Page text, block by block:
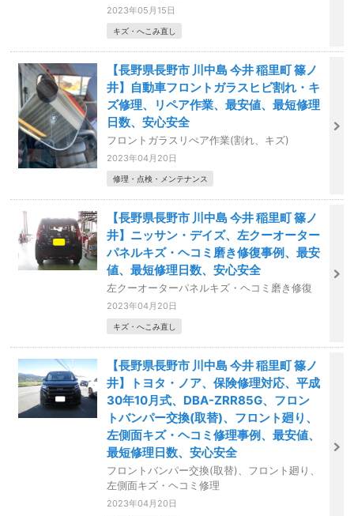
2023年05月15日
キズ・へこみ直し
【長野県長野市 川中島 今井 稲里町 篠ノ
井】自動車フロントガラスヒビ割れ・キ
ズ修理、リペア作業、最安値、最短修理
日数、安心安全
フロントガラスリぺア作業(割れ、キズ)
2023年04月20日
修理・点検・メンテナンス
【長野県長野市 川中島 今井 稲里町 篠ノ
井】ニッサン・デイズ、左クーオーター
パネルキズ・ヘコミ磨き修復事例、最安
値、最短修理日数、安心安全
左クーオーターパネルキズ・ヘコミ磨き修復
2023年04月20日
キズ・へこみ直し
【長野県長野市 川中島 今井 稲里町 篠ノ
井】トヨタ・ノア、保険修理対応、平成
30年10月式、DBA-ZRR85G、フロン
トバンパー交換(取替)、フロント廻り、
左側面キズ・ヘコミ修理事例、最安値、
最短修理日数、安心安全
フロントバンパー交換(取替)、フロント廻り、
左側面キズ・ヘコミ修理
2023年04月20日